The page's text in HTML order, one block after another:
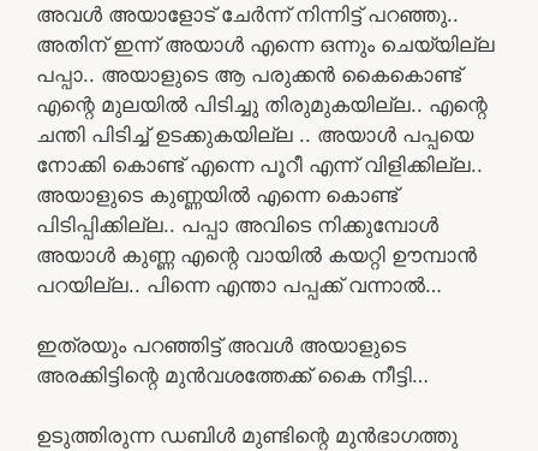
അവൾ അയാളോട് ചേർന്ന് നിന്നിട്ട് പറഞ്ഞു..
അതിന് ഇന്ന്‌ അയാൾ എന്നെ ഒന്നും ചെയ്യില്ല
പപ്പാ.. അയാളുടെ ആ പരുക്കൻ കൈകൊണ്ട്
എന്റെ മുലയിൽ പിടിച്ചു തിരുമുകയില്ല.. എന്റെ
ചന്തി പിടിച്ച് ഉടക്കുകയില്ല .. അയാൾ പപ്പയെ
നോക്കി കൊണ്ട് എന്നെ പൂറീ എന്ന് വിളിക്കില്ല..
അയാളുടെ കുണ്ണയിൽ എന്നെ കൊണ്ട്
പിടിപ്പിക്കില്ല.. പപ്പാ അവിടെ നിക്കുമ്പോൾ
അയാൾ കുണ്ണ എന്റെ വായിൽ കയറ്റി ഊമ്പാൻ
പറയില്ല.. പിന്നെ എന്താ പപ്പക്ക് വന്നാൽ…
ഇത്രയും പറഞ്ഞിട്ട് അവൾ അയാളുടെ
അരക്കിട്ടിന്റെ മുൻവശത്തേക്ക് കൈ നീട്ടി…
ഉടുത്തിരുന്ന ഡബിൾ മുണ്ടിന്റെ മുൻഭാഗത്തു